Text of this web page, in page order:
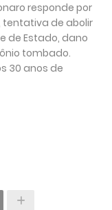
responde por
tentativa de abolir
de Estado, dano
tombado.
30 anos de